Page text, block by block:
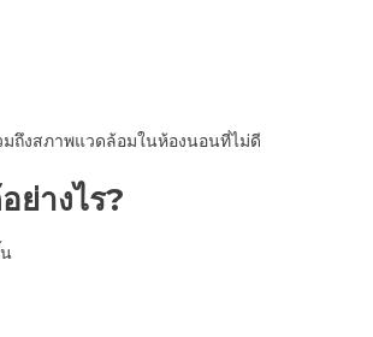
มถึงสภาพแวดล้อมในห้องนอนที่ไม่ดี
ย่างไร?